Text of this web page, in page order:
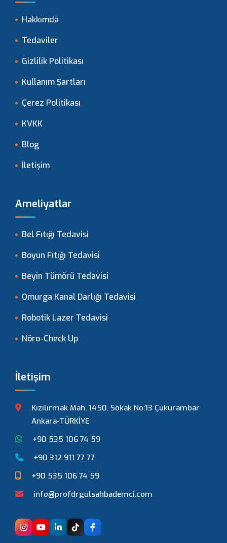
Hakkımda
Tedaviler
Gizlilik Politikası
Kullanım Şartları
Çerez Politikası
KVKK
Blog
İletişim
Ameliyatlar
Bel Fıtığı Tedavisi
Boyun Fıtığı Tedavisi
Beyin Tümörü Tedavisi
Omurga Kanal Darlığı Tedavisi
Robotik Lazer Tedavisi
Nöro-Check Up
İletişim
Kızılırmak Mah. 1450. Sokak No:13 Çukurambar
Ankara-TÜRKİYE
+90 535 106 74 59
+90 312 911 77 77
+90 535 106 74 59
info@profdrgulsahbademci.com